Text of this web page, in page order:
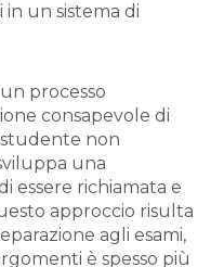
un sistema di
processo
consapevole di
non
una
essere richiamata e
approccio risulta
agli esami,
è spesso più